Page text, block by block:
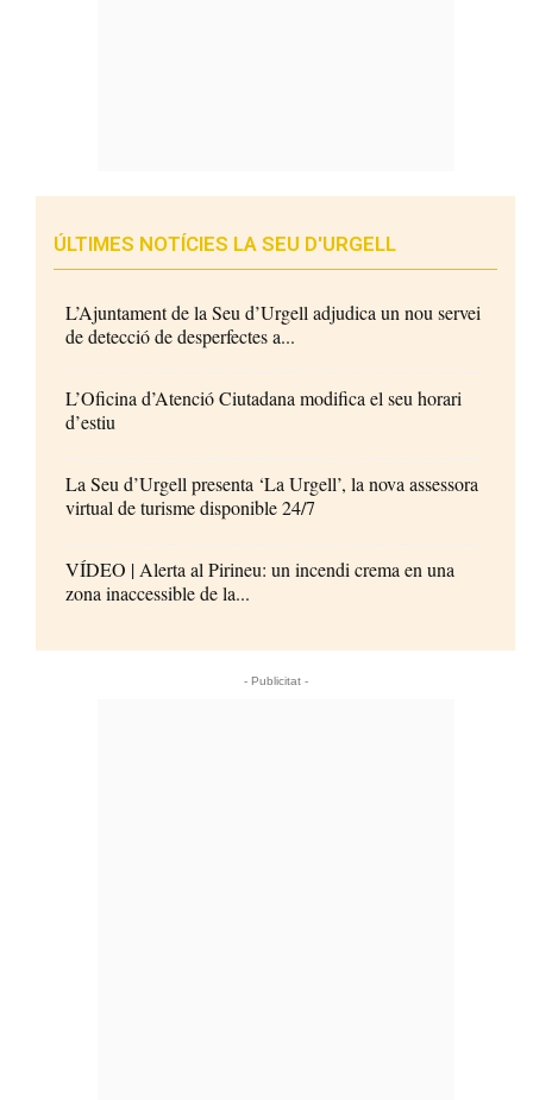
ÚLTIMES NOTÍCIES LA SEU D'URGELL
L’Ajuntament de la Seu d’Urgell adjudica un nou servei
de detecció de desperfectes a...
L’Oficina d’Atenció Ciutadana modifica el seu horari
d’estiu
La Seu d’Urgell presenta ‘La Urgell’, la nova assessora
virtual de turisme disponible 24/7
VÍDEO | Alerta al Pirineu: un incendi crema en una
zona inaccessible de la...
- Publicitat -